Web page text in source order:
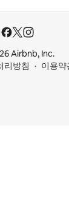
Airbnb, Inc.
리방침
이용약